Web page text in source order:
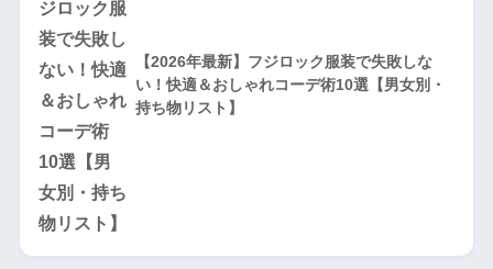
【2026年最新】フジロック服装で失敗しな
い！快適＆おしゃれコーデ術10選【男女別・
持ち物リスト】